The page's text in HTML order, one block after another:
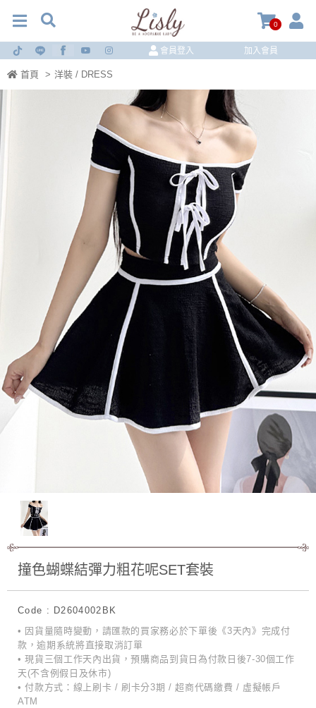
0
會員登入 加入會員
首頁 > 洋裝 / DRESS
撞色蝴蝶結彈力粗花呢SET套裝
Code : D2604002BK
• 因貨量隨時變動，請匯款的買家務必於下單後《3天內》完成付
款，逾期系統將直接取消訂單
• 現貨三個工作天內出貨，預購商品到貨日為付款日後7-30個工作
天(不含例假日及休市)
• 付款方式：線上刷卡 / 刷卡分3期 / 超商代碼繳費 / 虛擬帳戶
ATM